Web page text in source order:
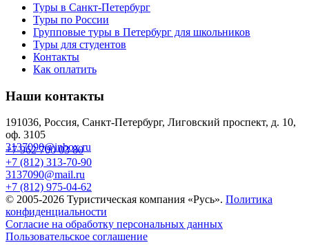
Туры в Санкт-Петербург
Туры по России
Групповые туры в Петербург для школьников
Туры для студентов
Контакты
Как оплатить
Наши контакты
191036, Россия, Санкт-Петербург, Лиговский проспект, д. 10,
оф. 3105
3137090@inbox.ru
+7 962 700 03 80
+7 (812) 313-70-90
3137090@mail.ru
+7 (812) 975-04-62
© 2005-2026 Туристическая компания «Русь». Политика
конфиденциальности
Согласие на обработку персональных данных
Пользовательское соглашение